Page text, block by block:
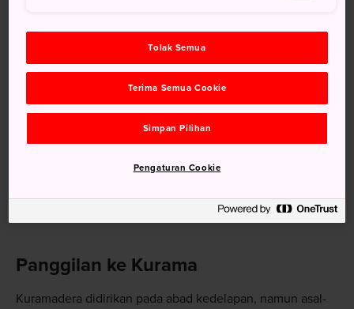
Panggilan ke Kurama
Kuramadera didirikan pada abad kedelapan, namun asal-
Tolak Semua
Terima Semua Cookie
Simpan Pilihan
Pengaturan Cookie